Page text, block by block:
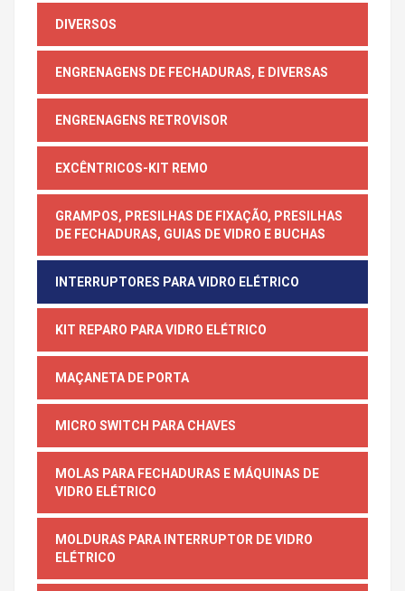
DIVERSOS
ENGRENAGENS DE FECHADURAS, E DIVERSAS
ENGRENAGENS RETROVISOR
EXCÊNTRICOS-KIT REMO
GRAMPOS, PRESILHAS DE FIXAÇÃO, PRESILHAS
DE FECHADURAS, GUIAS DE VIDRO E BUCHAS
INTERRUPTORES PARA VIDRO ELÉTRICO
KIT REPARO PARA VIDRO ELÉTRICO
MAÇANETA DE PORTA
MICRO SWITCH PARA CHAVES
MOLAS PARA FECHADURAS E MÁQUINAS DE
VIDRO ELÉTRICO
MOLDURAS PARA INTERRUPTOR DE VIDRO
ELÉTRICO